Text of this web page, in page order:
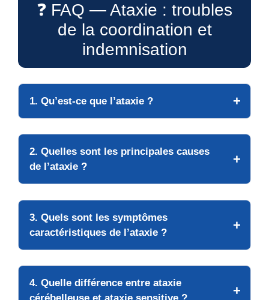
❓ FAQ — Ataxie : troubles
de la coordination et
indemnisation
1. Qu’est-ce que l’ataxie ?
2. Quelles sont les principales causes
de l’ataxie ?
3. Quels sont les symptômes
caractéristiques de l’ataxie ?
4. Quelle différence entre ataxie